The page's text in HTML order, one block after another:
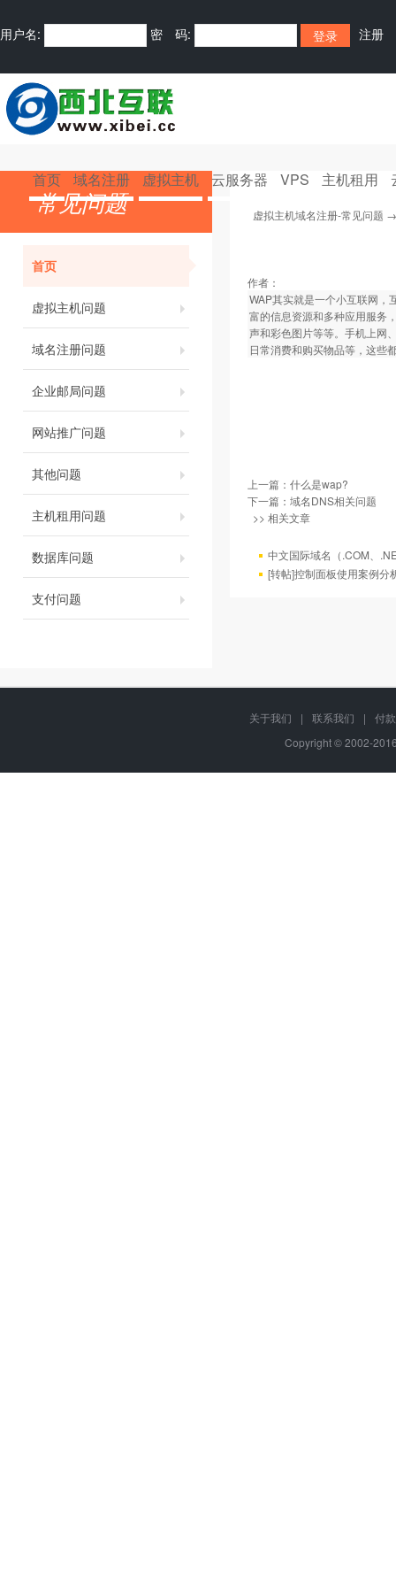
用户名: 密 码: 注册
首页 域名注册 虚拟主机 云服务器 VPS 主机租用
常见问题
首页
虚拟主机问题
域名注册问题
企业邮局问题
网站推广问题
其他问题
主机租用问题
数据库问题
支付问题
虚拟主机域名注册-常见问题
作者：
WAP其实就是一个小互联网，
富的信息资源和多种应用服务
声和彩色图片等等。手机上网
日常消费和购买物品等，这些
上一篇： 什么是wap?
下一篇： 域名DNS相关问题
>> 相关文章
中文国际域名（.COM、
[转帖]控制面板使用案例分
关于我们 | 联系我们 |
付
Copyright © 2002-